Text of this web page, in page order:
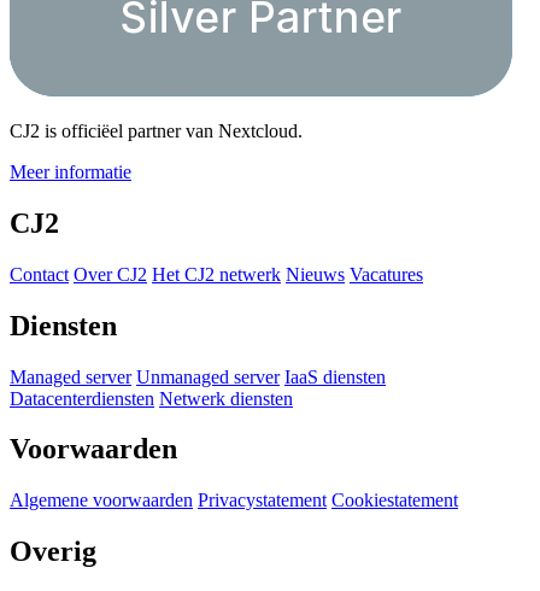
CJ2 is officiëel partner van Nextcloud.
Meer informatie
CJ2
Contact Over CJ2 Het CJ2 netwerk Nieuws Vacatures
Diensten
Managed server Unmanaged server IaaS diensten
Datacenterdiensten Netwerk diensten
Voorwaarden
Algemene voorwaarden Privacystatement Cookiestatement
Overig